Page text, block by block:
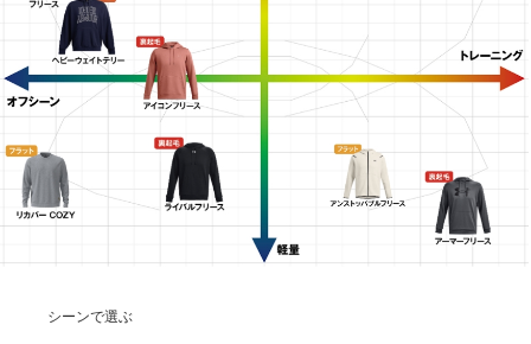
シーンで選ぶ